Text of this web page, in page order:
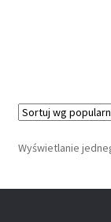
Wyświetlanie